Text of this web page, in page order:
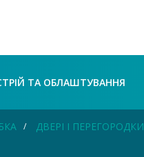
ТА ОБЛАШТУВАННЯ
ДВЕРІ І ПЕРЕГОРОДКИ